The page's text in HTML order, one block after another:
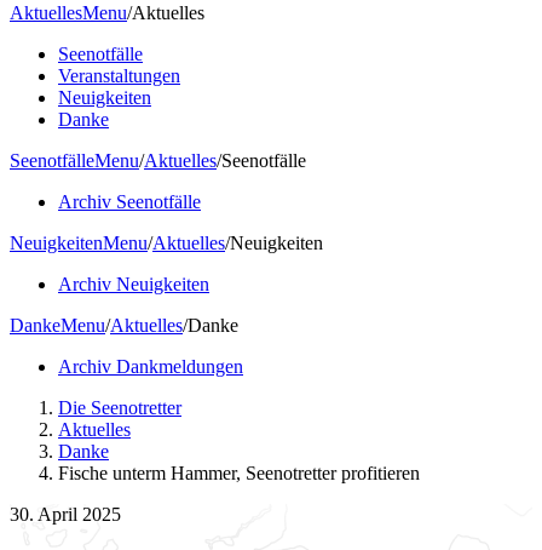
AktuellesMenu/Aktuelles
Seenotfälle
Veranstaltungen
Neuigkeiten
Danke
SeenotfälleMenu/Aktuelles/Seenotfälle
Archiv Seenotfälle
NeuigkeitenMenu/Aktuelles/Neuigkeiten
Archiv Neuigkeiten
DankeMenu/Aktuelles/Danke
Archiv Dankmeldungen
Die Seenotretter
Aktuelles
Danke
Fische unterm Hammer, Seenotretter profitieren
30. April 2025